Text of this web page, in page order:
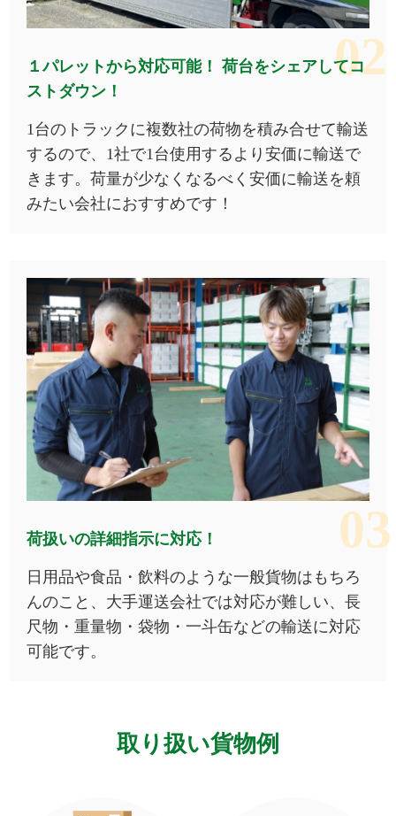
１パレットから対応可能！ 荷台をシェアしてコ
ストダウン！
1台のトラックに複数社の荷物を積み合せて輸送
するので、1社で1台使用するより安価に輸送で
きます。荷量が少なくなるべく安価に輸送を頼
みたい会社におすすめです！
荷扱いの詳細指示に対応！
日用品や食品・飲料のような一般貨物はもちろ
んのこと、大手運送会社では対応が難しい、長
尺物・重量物・袋物・一斗缶などの輸送に対応
可能です。​
取り扱い貨物例